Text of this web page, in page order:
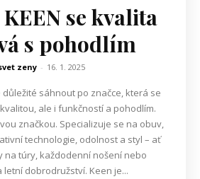
se kvalita
s pohodlím
zeny - 16. 1. 2025
důležité sáhnout po značce, která se
ale i funkčností a pohodlím.
značkou. Specializuje se na obuv,
technologie, odolnost a styl – ať
na túry, každodenní nošení nebo
sandály na letní dobrodružství. Keen je...